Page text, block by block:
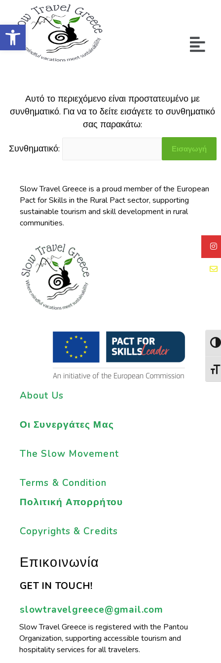
Ανοίξτε τη γραμμή εργαλείων
Αυτό το περιεχόμενο είναι προστατευμένο με
συνθηματικό. Για να το δείτε εισάγετε το συνθηματικό
σας παρακάτω:
Συνθηματικό:
Slow Travel Greece is a proud member of the European
Pact for Skills in the Rural Pact sector, supporting
sustainable tourism and skill development in rural
communities.
About Us
Οι Συνεργάτες Μας
The Slow Movement
Terms & Condition
Πολιτική Απορρήτου
Copyrights & Credits
Επικοινωνία
GET IN TOUCH!
slowtravelgreece@gmail.com
Slow Travel Greece is registered with the Pantou
Organization, supporting accessible tourism and
hospitality services for all travelers.